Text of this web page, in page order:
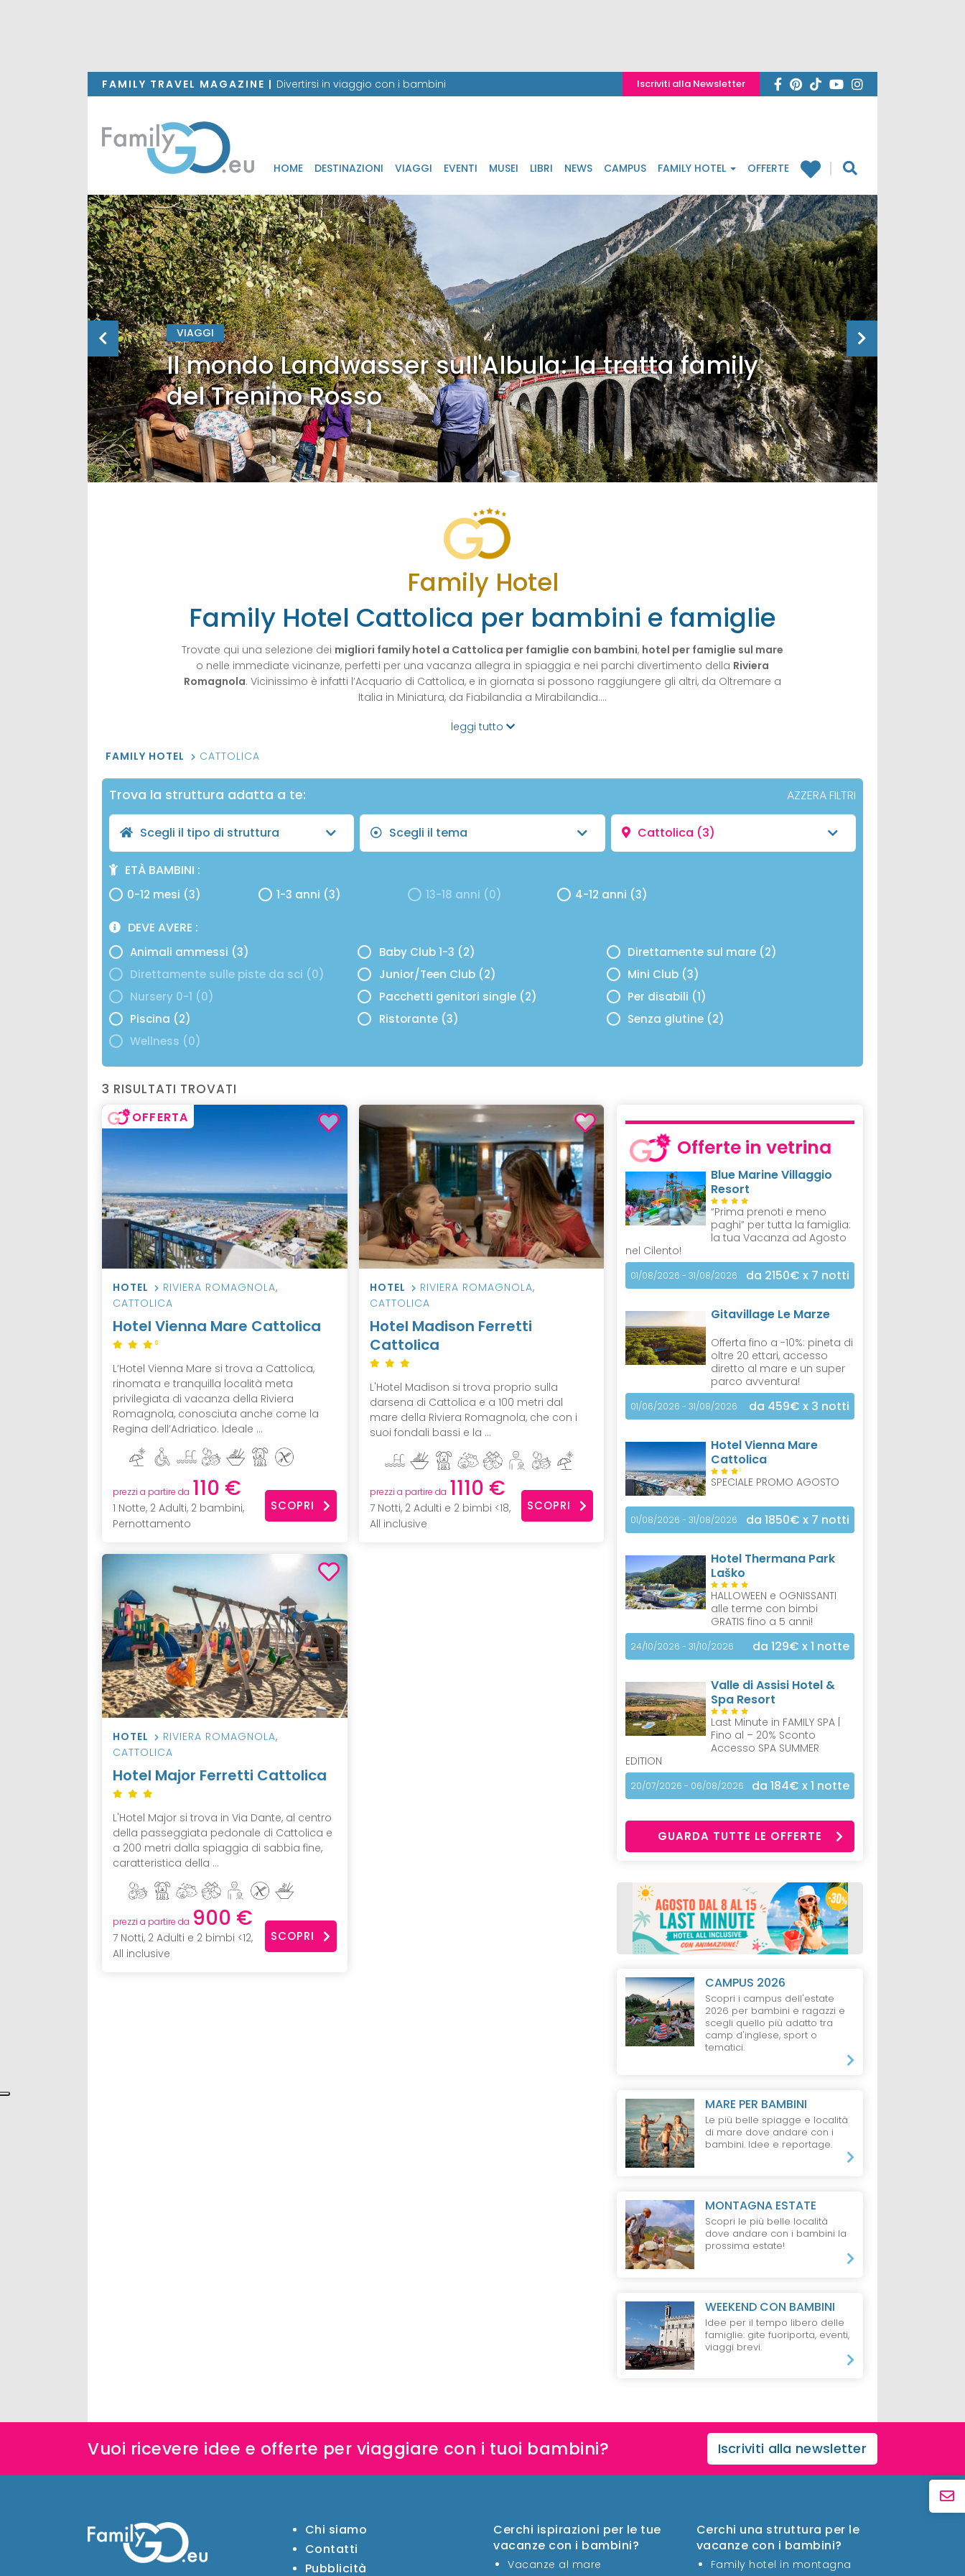
FAMILY TRAVEL MAGAZINE | Divertirsi in viaggio con i bambini Iscriviti alla Newsletter
HOME DESTINAZIONI VIAGGI EVENTI MUSEI LIBRI NEWS CAMPUS FAMILY HOTEL OFFERTE
VIAGGI
Il mondo Landwasser sull'Albula: la tratta family
del Trenino Rosso
Family Hotel
Family Hotel Cattolica per bambini e famiglie
Trovate qui una selezione dei migliori family hotel a Cattolica per famiglie con bambini, hotel per famiglie sul mare
o nelle immediate vicinanze, perfetti per una vacanza allegra in spiaggia e nei parchi divertimento della Riviera
Romagnola. Vicinissimo è infatti l’Acquario di Cattolica, e in giornata si possono raggiungere gli altri, da Oltremare a
Italia in Miniatura, da Fiabilandia a Mirabilandia.…
leggi tutto
FAMILY HOTEL CATTOLICA
Trova la struttura adatta a te: AZZERA FILTRI
Scegli il tipo di struttura Scegli il tema Cattolica (3)
ETÀ BAMBINI
0-12 mesi (3) 1-3 anni (3) 13-18 anni (0) 4-12 anni (3)
DEVE AVERE
Animali ammessi (3) Baby Club 1-3 (2)
Direttamente sul mare (2)
Direttamente sulle piste da sci (0)
Junior/Teen Club (2)
Mini Club (3)
Nursery 0-1 (0)
Pacchetti genitori single (2)
Per disabili (1)
Piscina (2)
Ristorante (3)
Senza glutine (2)
Wellness (0)
3 RISULTATI TROVATI
OFFERTA
HOTEL RIVIERA ROMAGNOLA,
CATTOLICA
Hotel Vienna Mare Cattolica
S
L’Hotel Vienna Mare si trova a Cattolica,
rinomata e tranquilla località meta
privilegiata di vacanza della Riviera
Romagnola, conosciuta anche come la
Regina dell’Adriatico. Ideale ...
prezzi a partire da 110 €
1 Notte, 2 Adulti, 2 bambini,
Pernottamento
SCOPRI
HOTEL RIVIERA ROMAGNOLA,
CATTOLICA
Hotel Madison Ferretti
Cattolica
L'Hotel Madison si trova proprio sulla
darsena di Cattolica e a 100 metri dal
mare della Riviera Romagnola, che con i
suoi fondali bassi e la ...
prezzi a partire da 1110 €
7 Notti, 2 Adulti e 2 bimbi <18,
All inclusive
SCOPRI
HOTEL RIVIERA ROMAGNOLA,
CATTOLICA
Hotel Major Ferretti Cattolica
L'Hotel Major si trova in Via Dante, al centro
della passeggiata pedonale di Cattolica e
a 200 metri dalla spiaggia di sabbia fine,
caratteristica della ...
prezzi a partire da 900 €
7 Notti, 2 Adulti e 2 bimbi <12,
All inclusive
SCOPRI
Offerte in vetrina
Blue Marine Villaggio
Resort
“Prima prenoti e meno
paghi” per tutta la famiglia:
la tua Vacanza ad Agosto
nel Cilento!
01/08/2026 - 31/08/2026 da 2150€ x 7 notti
Gitavillage Le Marze
Offerta fino a -10%: pineta di
oltre 20 ettari, accesso
diretto al mare e un super
parco avventura!
01/06/2026 - 31/08/2026 da 459€ x 3 notti
Hotel Vienna Mare
Cattolica
S
SPECIALE PROMO AGOSTO
01/08/2026 - 31/08/2026 da 1850€ x 7 notti
Hotel Thermana Park
Laško
HALLOWEEN e OGNISSANTI
alle terme con bimbi
GRATIS fino a 5 anni!
24/10/2026 - 31/10/2026 da 129€ x 1 notte
Valle di Assisi Hotel &
Spa Resort
Last Minute in FAMILY SPA |
Fino al – 20% Sconto
Accesso SPA SUMMER
EDITION
20/07/2026 - 06/08/2026 da 184€ x 1 notte
GUARDA TUTTE LE OFFERTE
CAMPUS 2026
Scopri i campus dell'estate
2026 per bambini e ragazzi e
scegli quello più adatto tra
camp d'inglese, sport o
tematici.
MARE PER BAMBINI
Le più belle spiagge e località
di mare dove andare con i
bambini. Idee e reportage.
MONTAGNA ESTATE
Scopri le più belle località
dove andare con i bambini la
prossima estate!
WEEKEND CON BAMBINI
Idee per il tempo libero delle
famiglie: gite fuoriporta, eventi,
viaggi brevi.
Vuoi ricevere idee e offerte per viaggiare con i tuoi bambini? Iscriviti alla newsletter
Chi siamo
Contatti
Pubblicità
Cerchi ispirazioni per le tue
vacanze con i bambini?
Vacanze al mare
Cerchi una struttura per le
vacanze con i bambini?
Family hotel in montagna